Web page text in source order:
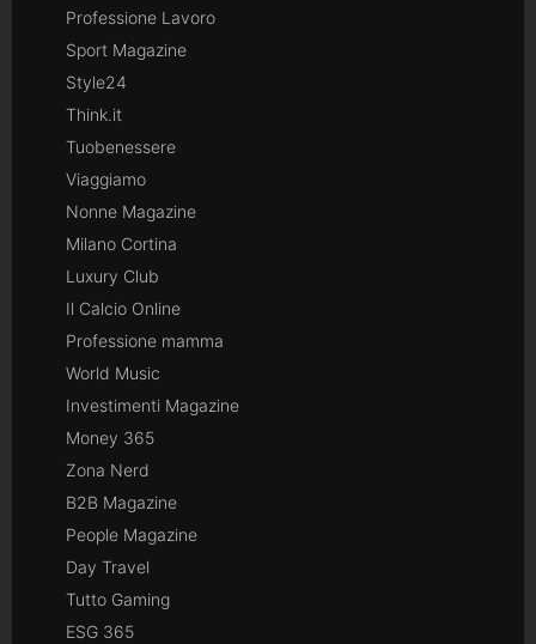
Professione Lavoro
Sport Magazine
Style24
Think.it
Tuobenessere
Viaggiamo
Nonne Magazine
Milano Cortina
Luxury Club
Il Calcio Online
Professione mamma
World Music
Investimenti Magazine
Money 365
Zona Nerd
B2B Magazine
People Magazine
Day Travel
Tutto Gaming
ESG 365